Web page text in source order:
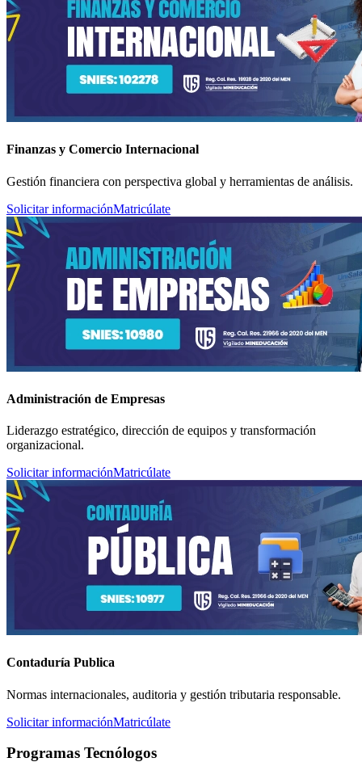
Finanzas y Comercio Internacional
Gestión financiera con perspectiva global y herramientas de análisis.
Solicitar informaciónMatricúlate
Administración de Empresas
Liderazgo estratégico, dirección de equipos y transformación
organizacional.
Solicitar informaciónMatricúlate
Contaduría Publica
Normas internacionales, auditoria y gestión tributaria responsable.
Solicitar informaciónMatricúlate
Programas Tecnólogos